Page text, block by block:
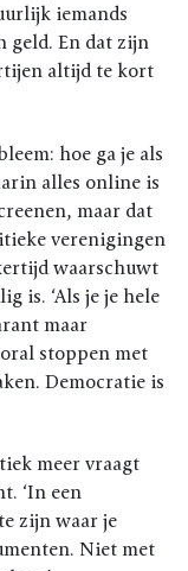
iemands
geld. En dat zijn
altijd te kort
hoe ga je als
alles online is
maar dat
verenigingen
waarschuwt
is. ‘Als je je hele
maar
stoppen met
Democratie is
meer vraagt
‘In een
zijn waar je
Niet met